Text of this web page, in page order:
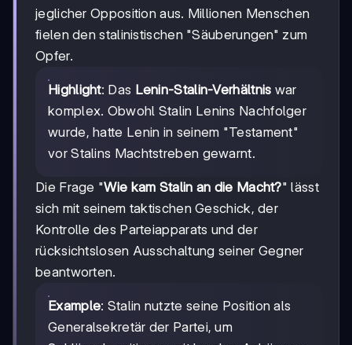
jeglicher Opposition aus. Millionen Menschen
fielen den stalinistischen "Säuberungen" zum
Opfer.
Highlight: Das Lenin-Stalin-Verhältnis war
komplex. Obwohl Stalin Lenins Nachfolger
wurde, hatte Lenin in seinem "Testament"
vor Stalins Machtstreben gewarnt.
Die Frage "Wie kam Stalin an die Macht?" lässt
sich mit seinem taktischen Geschick, der
Kontrolle des Parteiapparats und der
rücksichtslosen Ausschaltung seiner Gegner
beantworten.
Example: Stalin nutzte seine Position als
Generalsekretär der Partei, um